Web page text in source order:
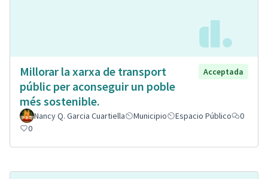
Millorar la xarxa de transport
públic per aconseguir un poble
més sostenible.
Acceptada
Nancy Q. Garcia Cuartiella Municipio Espacio Público
0
0